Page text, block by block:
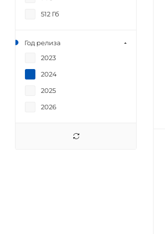
512 Гб
Год релиза
2023
2024
2025
2026